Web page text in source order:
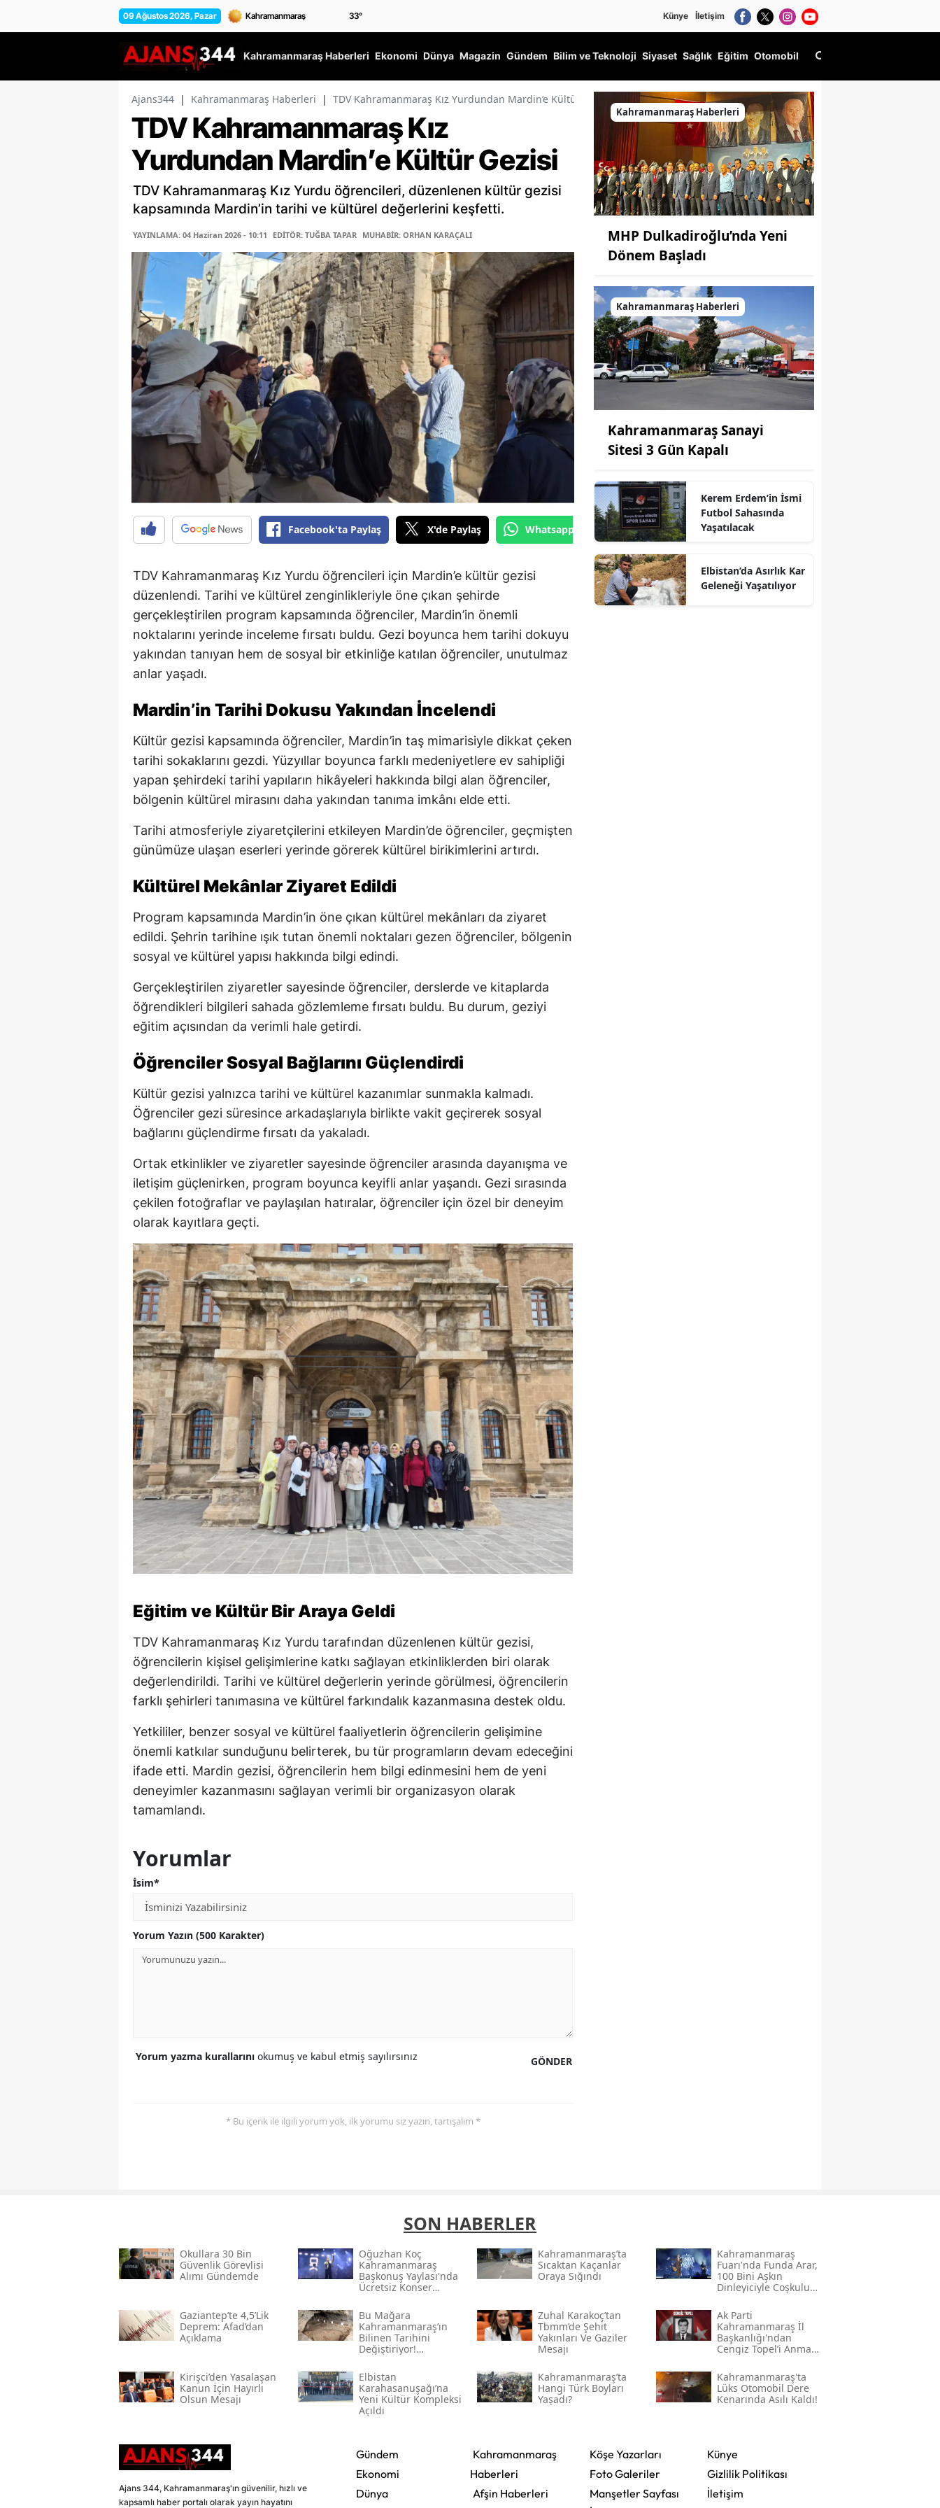
09 Ağustos 2026, Pazar 33° Künye İletişim
Kahramanmaraş Haberleri Ekonomi Dünya Magazin Gündem Bilim ve Teknoloji Siyaset Sağlık Eğitim Otomobil
Ajans344 | Kahramanmaraş Haberleri | TDV Kahramanmaraş Kız Yurdundan Mardin’e Kültür Gezisi
TDV Kahramanmaraş Kız
Yurdundan Mardin’e Kültür Gezisi
TDV Kahramanmaraş Kız Yurdu öğrencileri, düzenlenen kültür gezisi
kapsamında Mardin’in tarihi ve kültürel değerlerini keşfetti.
YAYINLAMA: 04 Haziran 2026 - 10:11 EDİTÖR: TUĞBA TAPAR MUHABİR: ORHAN KARAÇALI
Facebook'ta Paylaş X'de Paylaş Whatsapp'tan Gönder
TDV Kahramanmaraş Kız Yurdu öğrencileri için Mardin’e kültür gezisi
düzenlendi. Tarihi ve kültürel zenginlikleriyle öne çıkan şehirde
gerçekleştirilen program kapsamında öğrenciler, Mardin’in önemli
noktalarını yerinde inceleme fırsatı buldu. Gezi boyunca hem tarihi dokuyu
yakından tanıyan hem de sosyal bir etkinliğe katılan öğrenciler, unutulmaz
anlar yaşadı.
Mardin’in Tarihi Dokusu Yakından İncelendi
Kültür gezisi kapsamında öğrenciler, Mardin’in taş mimarisiyle dikkat çeken
tarihi sokaklarını gezdi. Yüzyıllar boyunca farklı medeniyetlere ev sahipliği
yapan şehirdeki tarihi yapıların hikâyeleri hakkında bilgi alan öğrenciler,
bölgenin kültürel mirasını daha yakından tanıma imkânı elde etti.
Tarihi atmosferiyle ziyaretçilerini etkileyen Mardin’de öğrenciler, geçmişten
günümüze ulaşan eserleri yerinde görerek kültürel birikimlerini artırdı.
Kültürel Mekânlar Ziyaret Edildi
Program kapsamında Mardin’in öne çıkan kültürel mekânları da ziyaret
edildi. Şehrin tarihine ışık tutan önemli noktaları gezen öğrenciler, bölgenin
sosyal ve kültürel yapısı hakkında bilgi edindi.
Gerçekleştirilen ziyaretler sayesinde öğrenciler, derslerde ve kitaplarda
öğrendikleri bilgileri sahada gözlemleme fırsatı buldu. Bu durum, geziyi
eğitim açısından da verimli hale getirdi.
Öğrenciler Sosyal Bağlarını Güçlendirdi
Kültür gezisi yalnızca tarihi ve kültürel kazanımlar sunmakla kalmadı.
Öğrenciler gezi süresince arkadaşlarıyla birlikte vakit geçirerek sosyal
bağlarını güçlendirme fırsatı da yakaladı.
Ortak etkinlikler ve ziyaretler sayesinde öğrenciler arasında dayanışma ve
iletişim güçlenirken, program boyunca keyifli anlar yaşandı. Gezi sırasında
çekilen fotoğraflar ve paylaşılan hatıralar, öğrenciler için özel bir deneyim
olarak kayıtlara geçti.
Eğitim ve Kültür Bir Araya Geldi
TDV Kahramanmaraş Kız Yurdu tarafından düzenlenen kültür gezisi,
öğrencilerin kişisel gelişimlerine katkı sağlayan etkinliklerden biri olarak
değerlendirildi. Tarihi ve kültürel değerlerin yerinde görülmesi, öğrencilerin
farklı şehirleri tanımasına ve kültürel farkındalık kazanmasına destek oldu.
Yetkililer, benzer sosyal ve kültürel faaliyetlerin öğrencilerin gelişimine
önemli katkılar sunduğunu belirterek, bu tür programların devam edeceğini
ifade etti. Mardin gezisi, öğrencilerin hem bilgi edinmesini hem de yeni
deneyimler kazanmasını sağlayan verimli bir organizasyon olarak
tamamlandı.
Yorumlar
İsim*
Yorum Yazın (500 Karakter)
GÖNDER
Yorum yazma kurallarını okumuş ve kabul etmiş sayılırsınız
* Bu içerik ile ilgili yorum yok, ilk yorumu siz yazın, tartışalım *
Kahramanmaraş Haberleri
MHP Dulkadiroğlu’nda Yeni
Dönem Başladı
Kahramanmaraş Haberleri
Kahramanmaraş Sanayi
Sitesi 3 Gün Kapalı
Kerem Erdem’in İsmi
Futbol Sahasında
Yaşatılacak
Elbistan’da Asırlık Kar
Geleneği Yaşatılıyor
SON HABERLER
Okullara 30 Bin
Güvenlik Görevlisi
Alımı Gündemde
Oğuzhan Koç
Kahramanmaraş
Başkonuş Yaylası'nda
Ücretsiz Konser
Kahramanmaraş’ta
Sıcaktan Kaçanlar
Oraya Sığındı
Kahramanmaraş
Fuarı'nda Funda Arar,
100 Bini Aşkın
Dinleyiciyle Coşkulu
Gaziantep’te 4,5’lik
Deprem: Afad’dan
Açıklama
Bu Mağara
Kahramanmaraş’ın
Bilinen Tarihini
Değiştiriyor!
Eski Yerleşim İzleri
Zuhal Karakoç’tan
Tbmm’de Şehit
Yakınları Ve Gaziler
Mesajı
Ak Parti
Kahramanmaraş İl
Başkanlığı'ndan
Cengiz Topel’i Anma
Kirişci’den Yasalaşan
Kanun İçin Hayırlı
Olsun Mesajı
Elbistan
Karahasanuşağı’na
Yeni Kültür Kompleksi
Açıldı
Kahramanmaraş’ta
Hangi Türk Boyları
Yaşadı?
Kahramanmaraş'ta
Lüks Otomobil Dere
Kenarında Asılı Kaldı!
Ajans 344, Kahramanmaraş'ın güvenilir, hızlı ve
kapsamlı haber portalı olarak yayın hayatını
Gündem
Ekonomi
Dünya
Kahramanmaraş
Haberleri
Afşin Haberleri
Köşe Yazarları
Foto Galeriler
Manşetler Sayfası
Künye
Gizlilik Politikası
İletişim